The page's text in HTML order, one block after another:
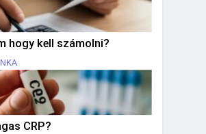
hogy kell számolni?
CRP?